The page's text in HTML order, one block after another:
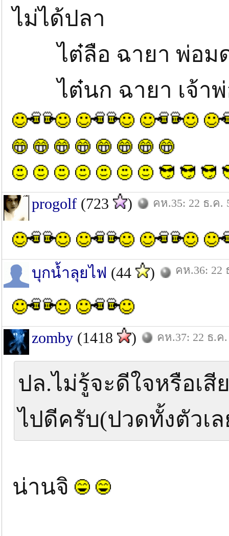
ไม่ได้ปลา
ไต๋ลือ ฉายา พ่อม
ไต๋นก ฉายา เจ้าพ่
progolf (723 ) คห.35: 22 ธ.ค.
บุกน้ำลุยไฟ (44 ) คห.36: 22
zomby (1418 ) คห.37: 22 ธ.ค.
ปล.ไม่รู้จะดีใจหรือเ
ไปดีครับ(ปวดทั้งตัวเ
น่านจิ